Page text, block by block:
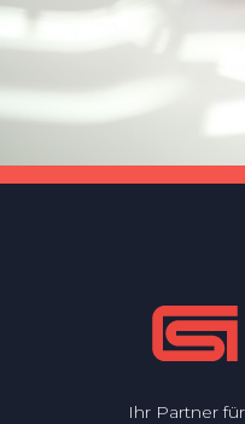
Ihr Partner